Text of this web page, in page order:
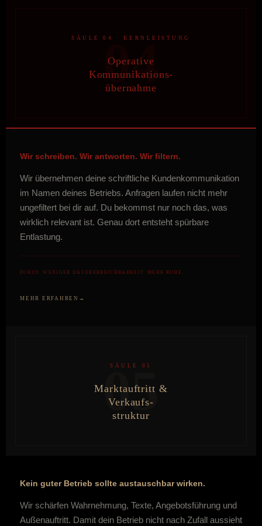
04
SÄULE 04 · KERNLEISTUNG
Operative
Kommunikations-
übernahme
Wir schreiben. Wir antworten. Wir filtern.
Wir übernehmen deine schriftliche Kundenkommunikation
im Namen deines Betriebs. Anfragen laufen nicht mehr
ungefiltert bei dir auf. Du bekommst nur noch das, was
wirklich relevant ist. Genau dort entsteht spürbare
Entlastung.
FOKUS: WENIGER DAUERERREICHBARKEIT. MEHR RUHE.
MEHR ERFAHREN
05
SÄULE 05
Marktauftritt &
Verkaufs-
struktur
Kein guter Betrieb sollte austauschbar wirken.
Wir schärfen Wahrnehmung, Texte, Angebotsführung und
Außenauftritt. Damit dein Betrieb nicht nach Zufall aussieht